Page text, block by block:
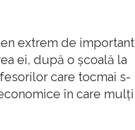
extrem de important
ei, după o şcoală la
care tocmai s-
în care mulţi